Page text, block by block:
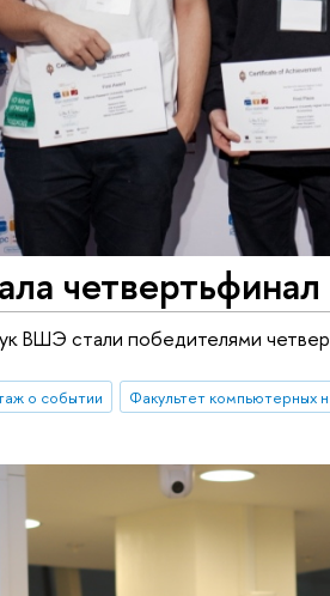
четвертьфинал
ВШЭ стали победителями
о событии Факультет компьютерных